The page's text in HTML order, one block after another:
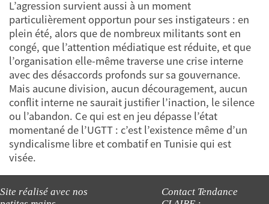
L’agression survient aussi à un moment
particulièrement opportun pour ses instigateurs : en
plein été, alors que de nombreux militants sont en
congé, que l’attention médiatique est réduite, et que
l’organisation elle-même traverse une crise interne
avec des désaccords profonds sur sa gouvernance.
Mais aucune division, aucun découragement, aucun
conflit interne ne saurait justifier l’inaction, le silence
ou l’abandon. Ce qui est en jeu dépasse l’état
momentané de l’UGTT : c’est l’existence même d’un
syndicalisme libre et combatif en Tunisie qui est
visée.
Site réalisé avec nos
Contact Tendance